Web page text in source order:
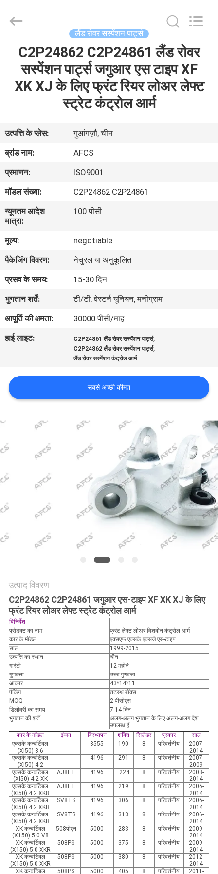
उत्पादों
हमारे
कारखाने
दौरा
गुणवत्ता
नियंत्रण
हमसे
संपर्क
समाचार
उद्धरण
मांगें
साइटमैप
गोपनीयता
PARTS
Reserved.
लैंड रोवर सस्पेंशन पार्ट्स
C2P24862 C2P24861 लैंड रोवर
सस्पेंशन पार्ट्स जगुआर एस टाइप XF
XK XJ के लिए फ्रंट रियर लोअर लेफ्ट
स्ट्रेट कंट्रोल आर्म
उत्पत्ति के प्लेस:
गुआंगज़ौ, चीन
ब्रांड नाम:
AFCS
प्रमाणन:
ISO9001
मॉडल संख्या:
C2P24862 C2P24861
न्यूनतम आदेश
मात्रा:
100 पीसी
मूल्य:
negotiable
पैकेजिंग विवरण:
नेचुरल या अनुकूलित
प्रसव के समय:
15-30 दिन
भुगतान शर्तें:
टी/टी, वेस्टर्न यूनियन, मनीग्राम
आपूर्ति की क्षमता:
30000 पीसी/माह
हाई लाइट:
C2P24861 लैंड रोवर सस्पेंशन पार्ट्स,
C2P24862 लैंड रोवर सस्पेंशन पार्ट्स,
लैंड रोवर सस्पेंशन कंट्रोल आर्म
सबसे अच्छी कीमत
उत्पाद विवरण
C2P24862 C2P24861 जगुआर एस-टाइप XF XK XJ के लिए
फ्रंट रियर लोअर लेफ्ट स्ट्रेट कंट्रोल आर्म
विनिर्देश
प्रोडक्ट का नाम
फ्रंट लेफ्ट लोअर विशबोन कंट्रोल आर्म
कार के मॉडल
एक्सएफ एक्सके एक्सजे एस-टाइप
साल
1999-2015
उत्पत्ति का स्थान
चीन
गारंटी
12 महीने
गुणवत्ता
उच्च गुणवत्ता
आकार
43*14*11
पैकिंग
तटस्थ बॉक्स
MOQ
2 पीसीएस
डिलीवरी का समय
7-14 दिन
भुगतान की शर्तें
अलग-अलग भुगतान के लिए अलग-अलग देश
उपलब्ध हैं
कार के मॉडल
इंजन विस्थापन शक्ति सिलेंडर प्रकार
साल
एक्सके कन्वर्टिबल
(XI50) 3.6
3555 190 8 परिवर्तनीय
2007-
2014
एक्सके कन्वर्टिबल
(XI50) 4.2
4196 291 8 परिवर्तनीय
2007-
2009
एक्सके कन्वर्टिबल
(XI50) 4.2 XK
AJ8FT 4196 :224 8 परिवर्तनीय
2008-
2014
एक्सके कन्वर्टिबल
(XI50) 4.2 XK8
AJ8FT 4196 219 8 परिवर्तनीय
2006-
2014
एक्सके कन्वर्टिबल
(XI50) 4.2 XKR
SV8TS 4196 306 8 परिवर्तनीय
2006-
2014
एक्सके कन्वर्टिबल
(XI50) 4.2 XKR
SV8TS 4196 313 8 परिवर्तनीय
2006-
2014
XK कन्वर्टिबल
(X150) 5.0 V8
508पीएन 5000 283 8 परिवर्तनीय
2009-
2014
XK कन्वर्टिबल
(X150) 5.0 XKR
508PS 5000 375 8 परिवर्तनीय
2009-
2014
XK कन्वर्टिबल
(X150) 5.0 XKR
508PS 5000 380 8 परिवर्तनीय
2012-
2014
XK कन्वर्टिबल
508PS 5000 405 8 परिवर्तनीय 2011-